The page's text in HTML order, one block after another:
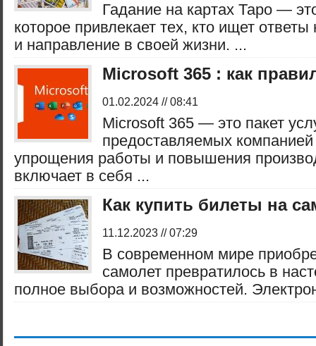
Гадание на картах Таро —
которое привлекает тех, кто ищет
и направление в своей жизни. ...
Microsoft 365 : как
01.02.2024 // 08:41
Microsoft 365 — это пакет
предоставляемых
упрощения работы и повышения
включает в себя ...
Как купить билеты на
11.12.2023 // 07:29
В современном мире
самолет превратилось в
полное выбора и возможностей.